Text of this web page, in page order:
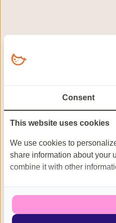
Consent
This website uses cookies
We use cookies to
share information about your
combine it with other